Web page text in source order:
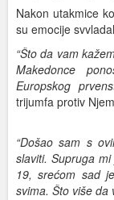
Nakon utakmice
su emocije
“Što da vam
Makedonce
Europskog
trijumfa protiv
“Došao sam s
slaviti. Supruga
19, srećom sad
svima. Što više da